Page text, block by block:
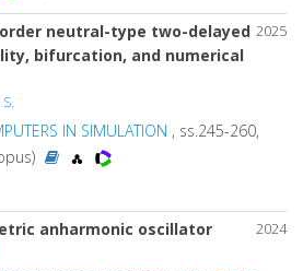
2025
neutral-type two-delayed
bifurcation, and numerical
IN SIMULATION , ss.245-260,
2024
anharmonic oscillator